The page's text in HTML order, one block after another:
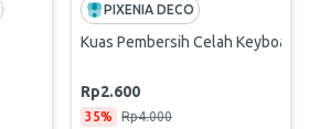
PIXENIA DECO
Kuas Pembersih Celah
Rp2.600
35%
Rp4.000